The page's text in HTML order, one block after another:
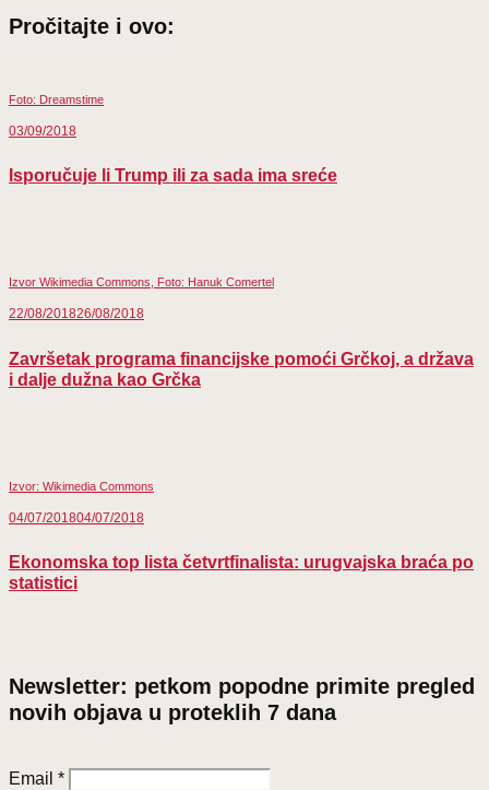
Facebook
Email
WhatsApp
Pročitajte i ovo:
Foto: Dreamstime
03/09/2018
Isporučuje li Trump ili za sada ima sreće
Izvor Wikimedia Commons, Foto: Hanuk Comertel
22/08/201826/08/2018
Završetak programa financijske pomoći Grčkoj, a država
i dalje dužna kao Grčka
Izvor: Wikimedia Commons
04/07/201804/07/2018
Ekonomska top lista četvrtfinalista: urugvajska braća po
statistici
Newsletter: petkom popodne primite pregled
novih objava u proteklih 7 dana
Email *